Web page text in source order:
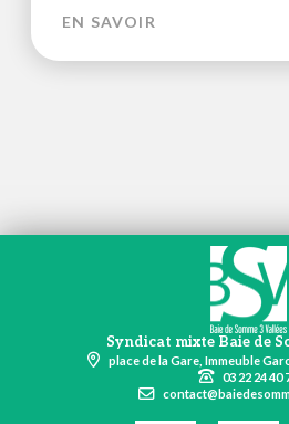
EN SAVOIR
Syndicat mixte Baie de
place de la Gare, Immeuble
03 22 24 40